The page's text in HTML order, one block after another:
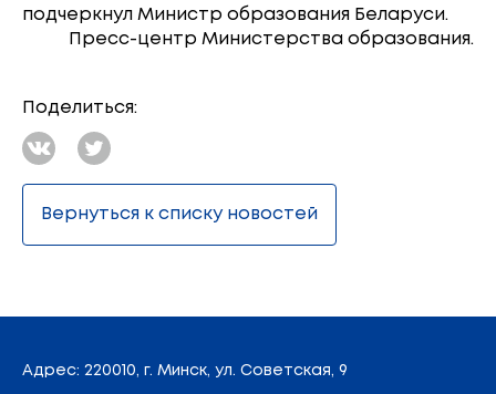
подчеркнул Министр образования Беларуси.
Пресс-центр Министерства образования.
Поделиться:
Вернуться к списку новостей
Адрес: 220010, г. Минск, ул. Советская, 9